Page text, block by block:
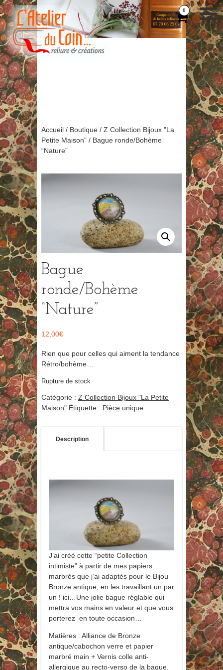
0
Accueil / Boutique / Z Collection Bijoux "La
Petite Maison" / Bague ronde/Bohème
“Nature”
Bague
ronde/Bohème
“Nature”
12,00€
Rien que pour celles qui aiment la tendance
Rétro/bohème…
Rupture de stock
Catégorie : Z Collection Bijoux "La Petite
Maison" Étiquette : Pièce unique
Description
J’ai créé cette “petite Collection
intimiste” à partir de mes papiers
marbrés que j’ai adaptés pour le Bijou
Bronze antique, en les travaillant un par
un ! ici…Une jolie bague réglable qui
mettra vos mains en valeur et que vous
porterez en toute occasion…
Matières : Alliance de Bronze
antique/cabochon verre et papier
marbré main + Vernis colle anti-
allergique au recto-verso de la bague.